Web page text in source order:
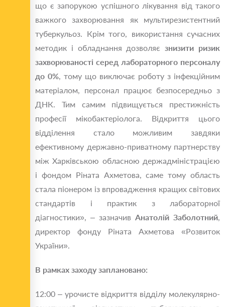
що є запорукою успішного лікування від такого
важкого захворювання як мультирезистентний
туберкульоз. Крім того, використання сучасних
методик і обладнання дозволяєзнизити ризик
захворюваності серед лабораторного персоналу
до 0%, тому що виключає роботу з інфекційним
матеріалом, персонал працює безпосередньо з
ДНК. Тим самим підвищується престижність
професії мікобактеріолога. Відкриття цього
відділення стало можливим завдяки
ефективному державно-приватному партнерству
між Харківською обласною держадміністрацією
і фондом Ріната Ахметова, саме тому область
стала піонером із впровадження кращих світових
стандартів і практик з лабораторної
діагностики», – зазначив Анатолій Заболотний,
директор фонду Ріната Ахметова «Розвиток
України».
В рамках заходу заплановано:
12:00 – урочисте відкриття відділу молекулярно-